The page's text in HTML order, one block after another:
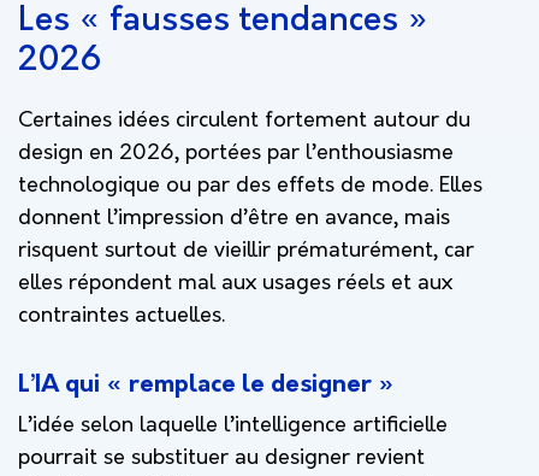
Les « fausses tendances »
2026
Certaines idées circulent fortement autour du
design en 2026, portées par l’enthousiasme
technologique ou par des effets de mode. Elles
donnent l’impression d’être en avance, mais
risquent surtout de vieillir prématurément, car
elles répondent mal aux usages réels et aux
contraintes actuelles.
L’IA qui « remplace le designer »
L’idée selon laquelle l’intelligence artificielle
pourrait se substituer au designer revient